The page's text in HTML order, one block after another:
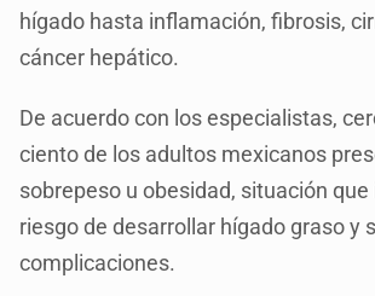
hígado hasta inflamación, fibrosis,
cáncer hepático.
De acuerdo con los especialistas,
ciento de los adultos mexicanos
sobrepeso u obesidad, situación
riesgo de desarrollar hígado graso y
complicaciones.